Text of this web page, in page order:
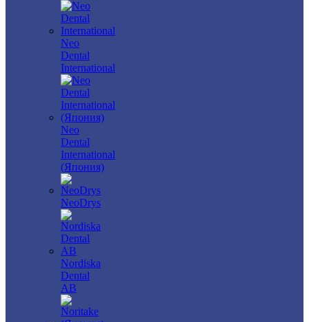
Neo
Dental
International
Neo
Dental
International
(Япония)
NeoDrys
Nordiska
Dental
AB